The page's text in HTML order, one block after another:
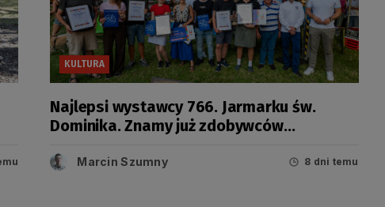
KULTURA
Najlepsi wystawcy 766. Jarmarku św.
Dominika. Znamy już zdobywców
Marcin Szumny 8 dni temu